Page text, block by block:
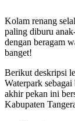
Kolam renang
paling diburu
dengan beragam
banget!
Berikut deskripsi
Waterpark
akhir pekan ini
Kabupaten